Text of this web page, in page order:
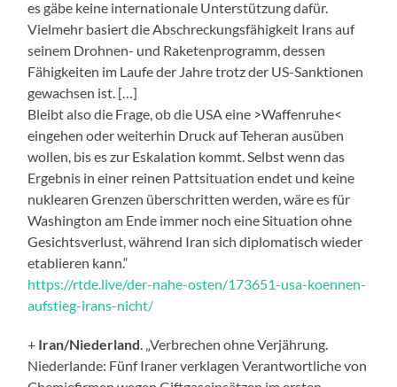
es gäbe keine internationale Unterstützung dafür.
Vielmehr basiert die Abschreckungsfähigkeit Irans auf
seinem Drohnen- und Raketenprogramm, dessen
Fähigkeiten im Laufe der Jahre trotz der US-Sanktionen
gewachsen ist. […]
Bleibt also die Frage, ob die USA eine >Waffenruhe<
eingehen oder weiterhin Druck auf Teheran ausüben
wollen, bis es zur Eskalation kommt. Selbst wenn das
Ergebnis in einer reinen Pattsituation endet und keine
nuklearen Grenzen überschritten werden, wäre es für
Washington am Ende immer noch eine Situation ohne
Gesichtsverlust, während Iran sich diplomatisch wieder
etablieren kann.“
https://rtde.live/der-nahe-osten/173651-usa-koennen-
aufstieg-irans-nicht/
+ Iran/Niederland . „Verbrechen ohne Verjährung.
Niederlande: Fünf Iraner verklagen Verantwortliche von